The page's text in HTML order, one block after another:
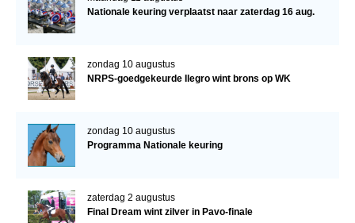
Nationale keuring verplaatst naar zaterdag 16 aug.
zondag 10 augustus
NRPS-goedgekeurde Ilegro wint brons op WK
zondag 10 augustus
Programma Nationale keuring
zaterdag 2 augustus
Final Dream wint zilver in Pavo-finale